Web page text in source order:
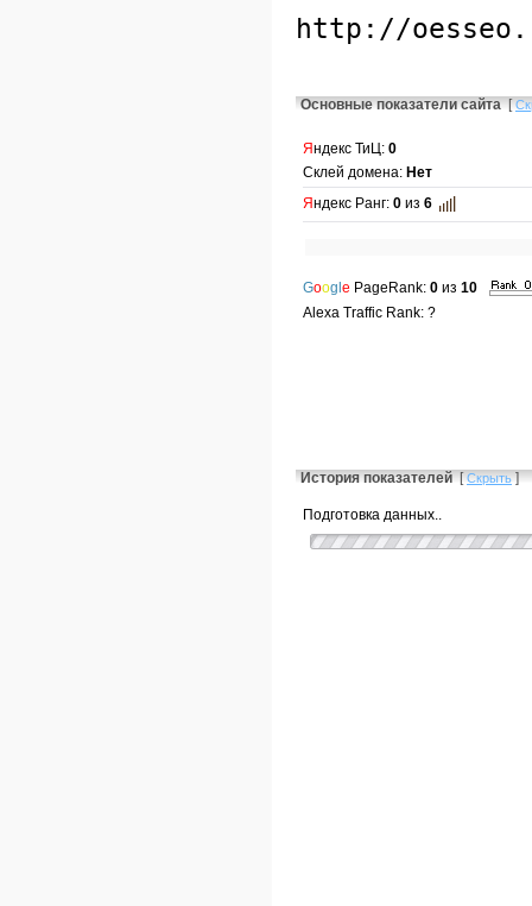
Основные показатели сайта [
Яндекс ТиЦ: 0
Склей домена: Нет
Яндекс Ранг: 0 из 6
Google PageRank: 0 из 10
Alexa Traffic Rank: ?
История показателей [Скрыть]
Подготовка данных..